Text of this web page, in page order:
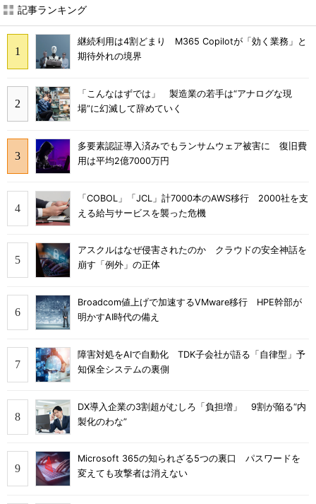
記事ランキング
継続利用は4割どまり M365 Copilotが「効く業務」と
期待外れの境界
「こんなはずでは」 製造業の若手は“アナログな現
場”に幻滅して辞めていく
多要素認証導入済みでもランサムウェア被害に 復旧費
用は平均2億7000万円
「COBOL」「JCL」計7000本のAWS移行 2000社を支
える給与サービスを襲った危機
アスクルはなぜ侵害されたのか クラウドの安全神話を
崩す「例外」の正体
Broadcom値上げで加速するVMware移行 HPE幹部が
明かすAI時代の備え
障害対処をAIで自動化 TDK子会社が語る「自律型」予
知保全システムの裏側
DX導入企業の3割超がむしろ「負担増」 9割が陥る“内
製化のわな”
Microsoft 365の知られざる5つの裏口 パスワードを
変えても攻撃者は消えない